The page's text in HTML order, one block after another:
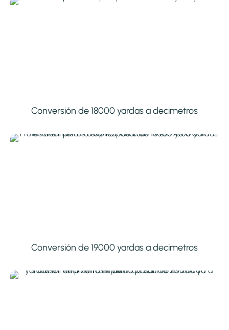
Conversión de 18000 yardas a decimetros
Conversión de 19000 yardas a decimetros